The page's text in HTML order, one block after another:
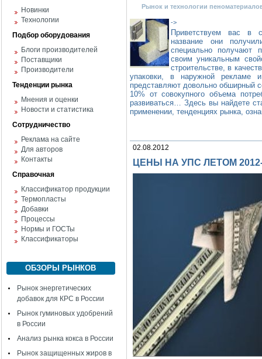
Новинки
Технологии
Подбор оборудования
Блоги производителей
Поставщики
Производители
Тенденции рынка
Мнения и оценки
Новости и статистика
Сотрудничество
Реклама на сайте
Для авторов
Контакты
Справочная
Классификатор продукции
Термопласты
Добавки
Процессы
Нормы и ГОСТы
Классификаторы
ОБЗОРЫ РЫНКОВ
Рынок энергетических
добавок для КРС в России
Рынок гуминовых удобрений
в России
Анализ рынка кокса в России
Рынок защищенных жиров в
Рынок и технологии
->
Приветствуем вас
название они
специально получают
своим уникальным
строительстве, в
упаковки, в наружной рекламе
представляют довольно обширный
10% от совокупного объема
развиваться… Здесь вы найдете
применении, тенденциях рынка,
02.08.2012
ЦЕНЫ НА УПС ЛЕТОМ